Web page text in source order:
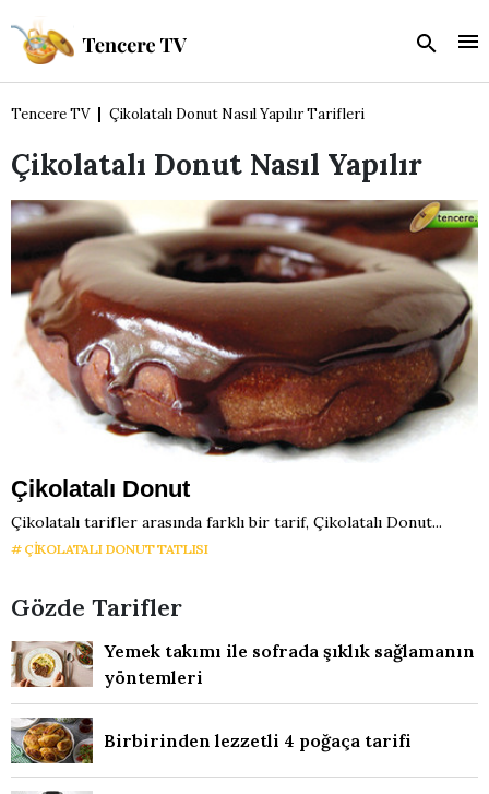
Tencere TV Çikolatalı Donut Nasıl Yapılır Tarifleri
Çikolatalı Donut Nasıl Yapılır
Çikolatalı Donut
Çikolatalı tarifler arasında farklı bir tarif, Çikolatalı Donut...
ÇIKOLATALI DONUT TATLISI
Gözde Tarifler
Yemek takımı ile sofrada şıklık sağlamanın
yöntemleri
Birbirinden lezzetli 4 poğaça tarifi